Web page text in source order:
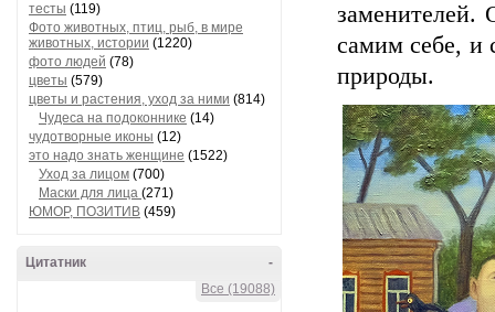
тесты (119)
Фото животных, птиц, рыб, в мире
животных, истории (1220)
фото людей (78)
цветы (579)
цветы и растения, уход за ними (814)
Чудеса на подоконнике (14)
чудотворные иконы (12)
это надо знать женщине (1522)
Уход за лицом (700)
Маски для лица (271)
ЮМОР, ПОЗИТИВ (459)
-
Цитатник
Все (19088)
заменителей.
самим себе, и
природы.